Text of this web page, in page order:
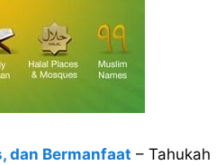
dan Bermanfaat – Tahukah